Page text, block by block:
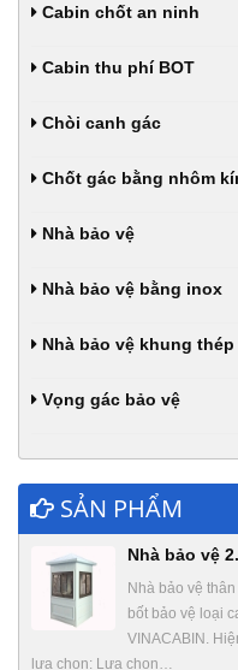
Cabin chốt an ninh
Cabin thu phí BOT
Chòi canh gác
Chốt gác bằng nhôm
Nhà bảo vệ
Nhà bảo vệ bằng inox
Nhà bảo vệ khung thép
Vọng gác bảo vệ
SẢN PHẨM
Nhà bảo vệ
Nhà bảo vệ
bốt bảo vệ loại
VINACABIN.
lựa chọn: Lựa chọn…